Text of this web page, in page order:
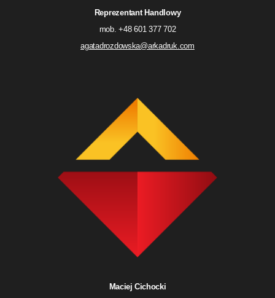
Reprezentant Handlowy
mob. +48 601 377 702
agatadrozdowska@arkadruk.com
Maciej Cichocki